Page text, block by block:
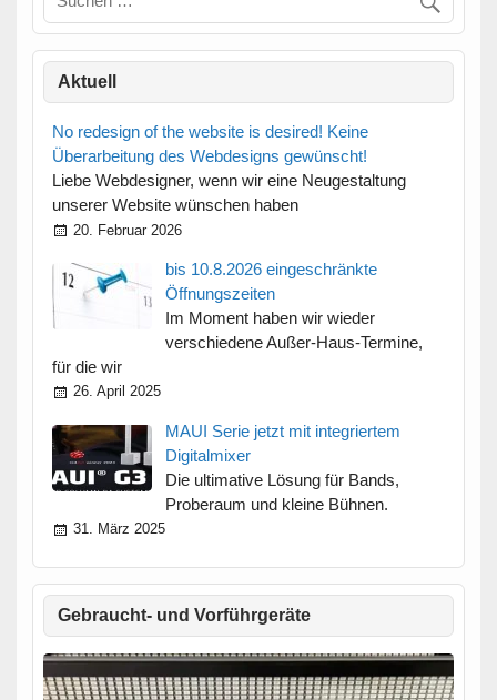
Aktuell
No redesign of the website is desired! Keine
Überarbeitung des Webdesigns gewünscht!
Liebe Webdesigner, wenn wir eine Neugestaltung
unserer Website wünschen haben
20. Februar 2026
bis 10.8.2026 eingeschränkte
Öffnungszeiten
Im Moment haben wir wieder
verschiedene Außer-Haus-Termine,
für die wir
26. April 2025
MAUI Serie jetzt mit integriertem
Digitalmixer
Die ultimative Lösung für Bands,
Proberaum und kleine Bühnen.
31. März 2025
Gebraucht- und Vorführgeräte